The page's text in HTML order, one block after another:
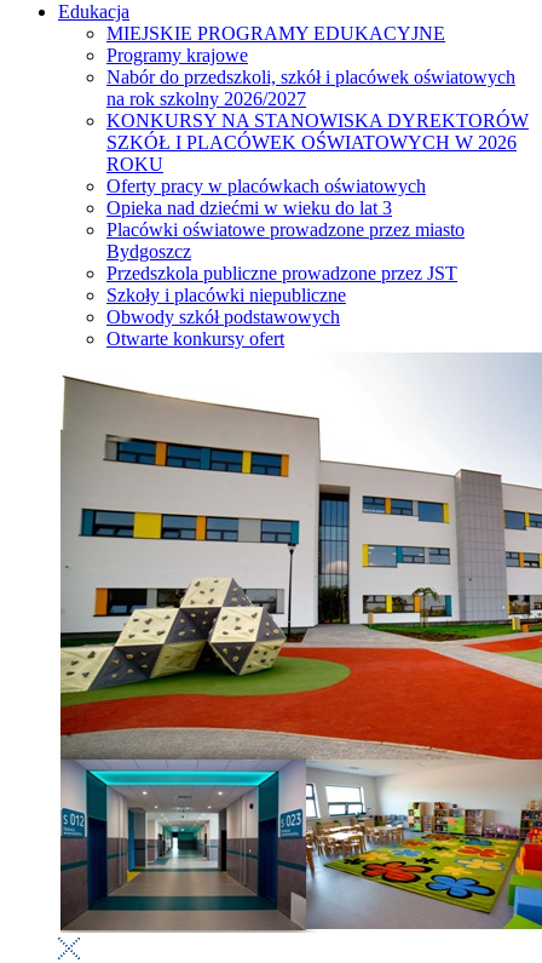
Edukacja
MIEJSKIE PROGRAMY EDUKACYJNE
Programy krajowe
Nabór do przedszkoli, szkół i placówek oświatowych
na rok szkolny 2026/2027
KONKURSY NA STANOWISKA DYREKTORÓW
SZKÓŁ I PLACÓWEK OŚWIATOWYCH W 2026
ROKU
Oferty pracy w placówkach oświatowych
Opieka nad dziećmi w wieku do lat 3
Placówki oświatowe prowadzone przez miasto
Bydgoszcz
Przedszkola publiczne prowadzone przez JST
Szkoły i placówki niepubliczne
Obwody szkół podstawowych
Otwarte konkursy ofert